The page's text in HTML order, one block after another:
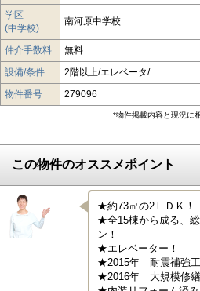
学区
(中学校)
南河原中学校
仲介手数料 無料
設備/条件
2階以上/エレベータ/
物件番号
279096
*物件掲載内容と現況に
この物件のオススメポイント
★約73㎡の2ＬＤＫ！
★全15棟から成る、
ン！
★エレベーター！
★2015年　耐震補強工
★2016年　大規模修繕